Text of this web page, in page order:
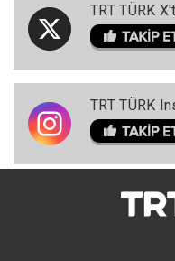
TRT TÜRK
TRT TÜRK